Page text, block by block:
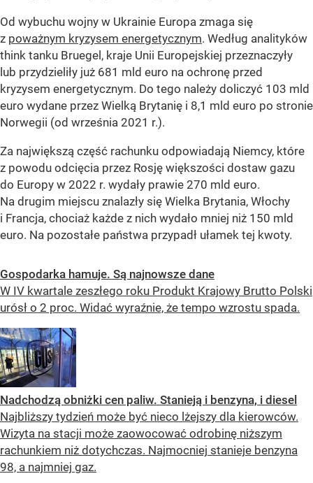
Od wybuchu wojny w Ukrainie Europa zmaga się
z poważnym kryzysem energetycznym. Według analityków
think tanku Bruegel, kraje Unii Europejskiej przeznaczyły
lub przydzieliły już 681 mld euro na ochronę przed
kryzysem energetycznym. Do tego należy doliczyć 103 mld
euro wydane przez Wielką Brytanię i 8,1 mld euro po stronie
Norwegii (od września 2021 r.).
Za największą część rachunku odpowiadają Niemcy, które
z powodu odcięcia przez Rosję większości dostaw gazu
do Europy w 2022 r. wydały prawie 270 mld euro.
Na drugim miejscu znalazły się Wielka Brytania, Włochy
i Francja, chociaż każde z nich wydało mniej niż 150 mld
euro. Na pozostałe państwa przypadł ułamek tej kwoty.
Gospodarka hamuje. Są najnowsze dane
W IV kwartale zeszłego roku Produkt Krajowy Brutto Polski
urósł o 2 proc. Widać wyraźnie, że tempo wzrostu spada.
Nadchodzą obniżki cen paliw. Stanieją i benzyna, i diesel
Najbliższy tydzień może być nieco lżejszy dla kierowców.
Wizyta na stacji może zaowocować odrobinę niższym
rachunkiem niż dotychczas. Najmocniej stanieje benzyna
98, a najmniej gaz.